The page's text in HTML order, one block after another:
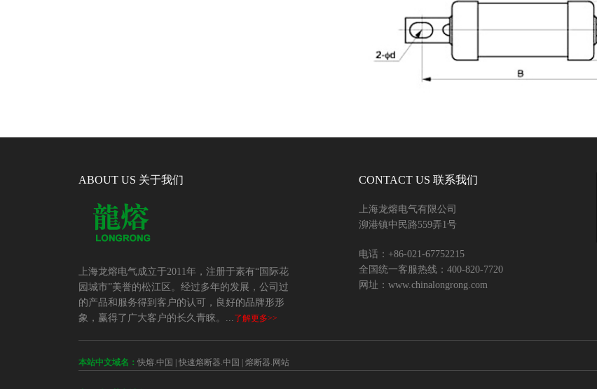
ABOUT US 关于我们
上海龙熔电气成立于2011年，注册于素有“国际花
园城市”美誉的松江区。经过多年的发展，公司过
的产品和服务得到客户的认可，良好的品牌形形
象，赢得了广大客户的长久青睐。...
了解更多>>
CONTACT US 联系我们
上海龙熔电气有限公司
泖港镇中民路559弄1号
电话：+86-021-67752215
全国统一客服热线：400-820-7720
网址：www.chinalongrong.com
本站中文域名： 快熔.中国 | 快速熔断器.中国 | 熔断器.网站